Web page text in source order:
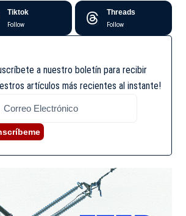
Tiktok
Follow
Threads
Follow
a nuestro boletín para recibir
artículos más recientes al instante!